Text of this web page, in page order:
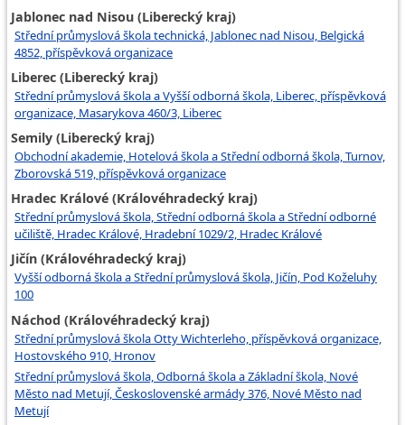
Jablonec nad Nisou (Liberecký kraj)
Střední průmyslová škola technická, Jablonec nad Nisou, Belgická
4852, příspěvková organizace
Liberec (Liberecký kraj)
Střední průmyslová škola a Vyšší odborná škola, Liberec, příspěvková
organizace, Masarykova 460/3, Liberec
Semily (Liberecký kraj)
Obchodní akademie, Hotelová škola a Střední odborná škola, Turnov,
Zborovská 519, příspěvková organizace
Hradec Králové (Královéhradecký kraj)
Střední průmyslová škola, Střední odborná škola a Střední odborné
učiliště, Hradec Králové, Hradební 1029/2, Hradec Králové
Jičín (Královéhradecký kraj)
Vyšší odborná škola a Střední průmyslová škola, Jičín, Pod Koželuhy
100
Náchod (Královéhradecký kraj)
Střední průmyslová škola Otty Wichterleho, příspěvková organizace,
Hostovského 910, Hronov
Střední průmyslová škola, Odborná škola a Základní škola, Nové
Město nad Metují, Československé armády 376, Nové Město nad
Metují